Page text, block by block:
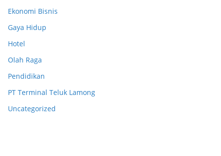
Ekonomi Bisnis
Gaya Hidup
Hotel
Olah Raga
Pendidikan
PT Terminal Teluk Lamong
Uncategorized